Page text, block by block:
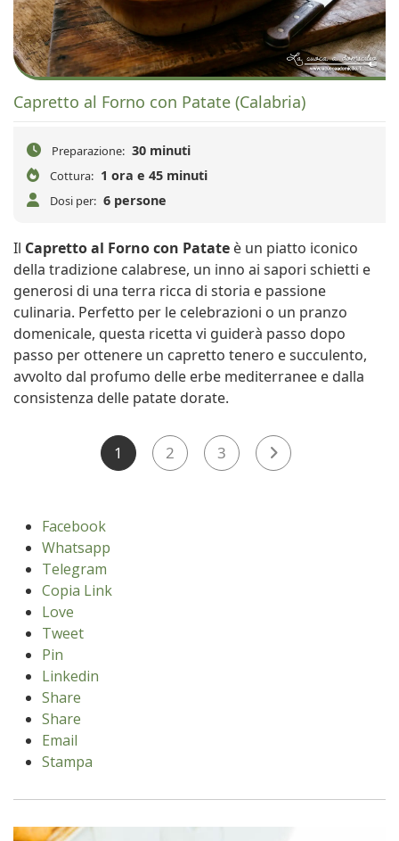
Capretto al Forno con Patate (Calabria)
Preparazione: 30 minuti
Cottura: 1 ora e 45 minuti
Dosi per: 6 persone
Il Capretto al Forno con Patate è un piatto iconico
della tradizione calabrese, un inno ai sapori schietti e
generosi di una terra ricca di storia e passione
culinaria. Perfetto per le celebrazioni o un pranzo
domenicale, questa ricetta vi guiderà passo dopo
passo per ottenere un capretto tenero e succulento,
avvolto dal profumo delle erbe mediterranee e dalla
consistenza delle patate dorate.
1 2 3
Facebook
Whatsapp
Telegram
Copia Link
Love
Tweet
Pin
Linkedin
Share
Share
Email
Stampa